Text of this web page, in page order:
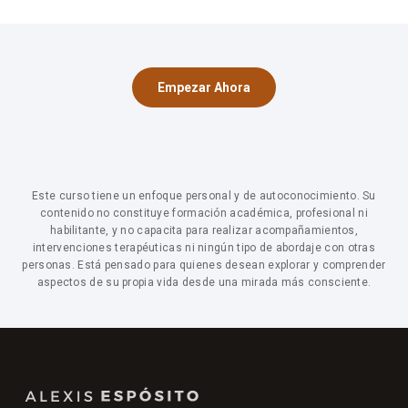
Empezar Ahora
Este curso tiene un enfoque personal y de autoconocimiento. Su
contenido no constituye formación académica, profesional ni
habilitante, y no capacita para realizar acompañamientos,
intervenciones terapéuticas ni ningún tipo de abordaje con otras
personas. Está pensado para quienes desean explorar y comprender
aspectos de su propia vida desde una mirada más consciente.